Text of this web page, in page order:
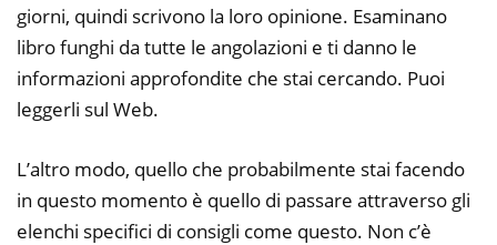
giorni, quindi scrivono la loro opinione. Esaminano
libro funghi da tutte le angolazioni e ti danno le
informazioni approfondite che stai cercando. Puoi
leggerli sul Web.
L’altro modo, quello che probabilmente stai facendo
in questo momento è quello di passare attraverso gli
elenchi specifici di consigli come questo. Non c’è